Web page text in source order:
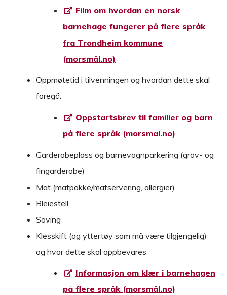
Film om hvordan en norsk
barnehage fungerer på flere språk
fra Trondheim kommune
(morsmål.no)
Oppmøtetid i tilvenningen og hvordan dette skal
foregå.
Oppstartsbrev til familier og barn
på flere språk (morsmal.no)
Garderobeplass og barnevognparkering (grov- og
fingarderobe)
Mat (matpakke/matservering, allergier)
Bleiestell
Soving
Klesskift (og yttertøy som må være tilgjengelig)
og hvor dette skal oppbevares
Informasjon om klær i barnehagen
på flere språk (morsmål.no)